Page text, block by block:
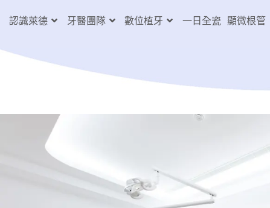
認識萊德 牙醫團隊 數位植牙 一日全瓷 顯微根管